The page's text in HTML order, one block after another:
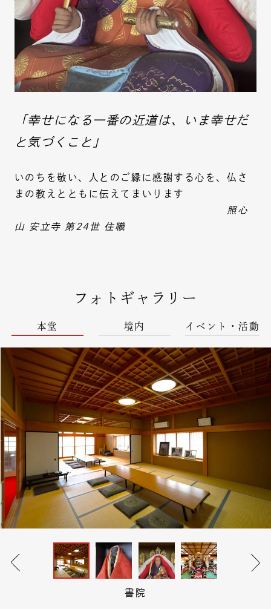
「幸せになる一番の近道は、いま幸せだ
と気づくこと」
いのちを敬い、人とのご縁に感謝する心を、仏さ
まの教えとともに伝えてまいります
照心
山 安立寺 第24世 住職
フォトギャラリー
本堂 境内 イベント・活動
書院